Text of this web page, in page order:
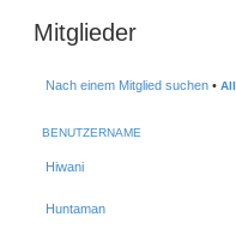
Mitglieder
Nach einem Mitglied suchen •
BENUTZERNAME
Hiwani
Huntaman